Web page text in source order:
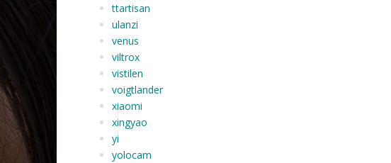
ttartisan
ulanzi
venus
viltrox
vistilen
voigtlander
xiaomi
xingyao
yi
yolocam